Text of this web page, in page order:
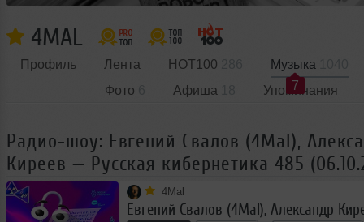
4MAL
Профиль Лента HOT100
Музыка
7
Фото
Афиша Упоминания
Радио-шоу: Евгений Свалов (4Mal),
Киреев — Русская кибернетика 485
4Mal